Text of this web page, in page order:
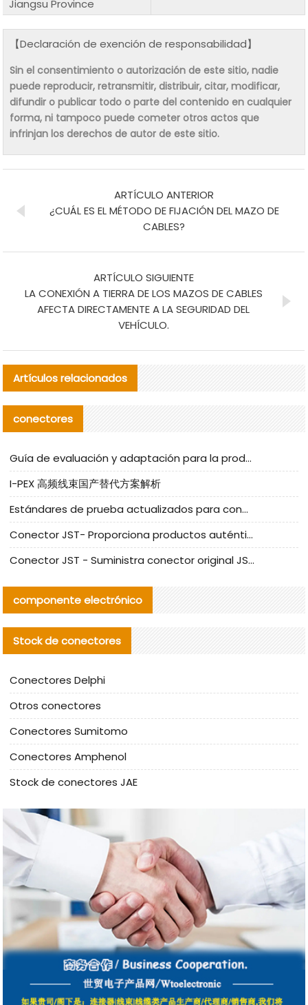
Jiangsu Province
【Declaración de exención de responsabilidad】
Sin el consentimiento o autorización de este sitio, nadie
puede reproducir, retransmitir, distribuir, citar, modificar,
difundir o publicar todo o parte del contenido en cualquier
forma, ni tampoco puede cometer otros actos que
infrinjan los derechos de autor de este sitio.
ARTÍCULO ANTERIOR
¿CUÁL ES EL MÉTODO DE FIJACIÓN DEL MAZO DE
CABLES?
ARTÍCULO SIGUIENTE
LA CONEXIÓN A TIERRA DE LOS MAZOS DE CABLES
AFECTA DIRECTAMENTE A LA SEGURIDAD DEL
VEHÍCULO.
Artículos relacionados
conectores
Guía de evaluación y adaptación para la producción en serie de componentes de cables nacionales para CNC Tech
I-PEX 高频线束国产替代方案解析
Estándares de prueba actualizados para conectores nacionales bajo la referencia de CLIFF
Conector JST- Proporciona productos auténticos y alternativos del conector JST NSHR-02V-S
Conector JST - Suministra conector original JST GHR-09V-S | productos alternativos
componente electrónico
Stock de conectores
Conectores Delphi
Otros conectores
Conectores Sumitomo
Conectores Amphenol
Stock de conectores JAE